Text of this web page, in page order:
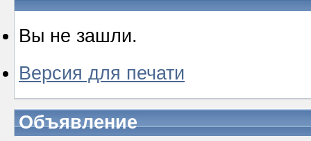
Вы не зашли.
Версия для печати
Объявление